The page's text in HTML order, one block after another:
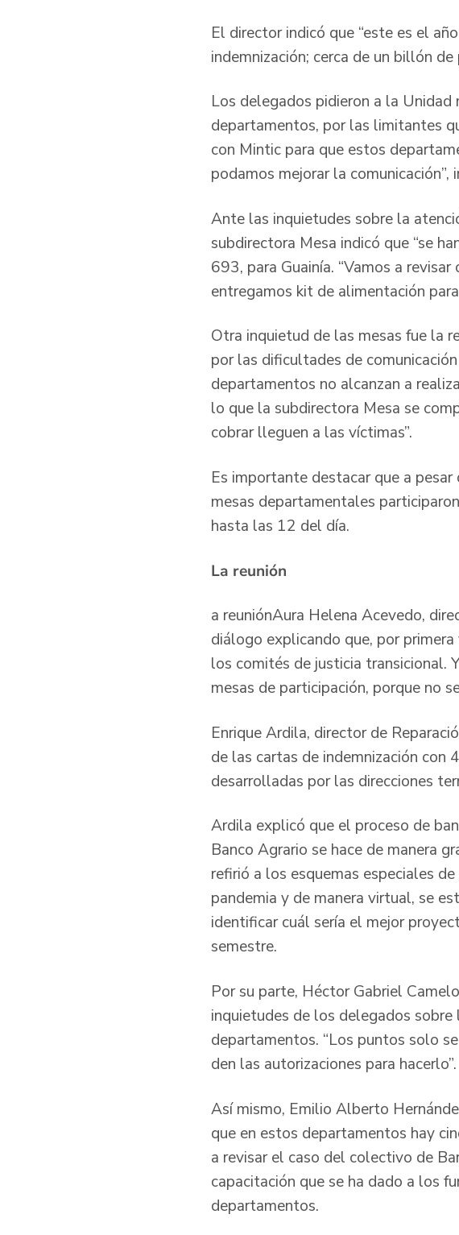
El director indicó que “este es el
indemnización; cerca de un billón
Los delegados pidieron a la Unidad
departamentos, por las limitantes
con Mintic para que estos
podamos mejorar la
Ante las inquietudes sobre la
subdirectora Mesa indicó que “se
693, para Guainía. “Vamos a
entregamos kit de alimentación
Otra inquietud de las mesas fue la
por las dificultades de
departamentos no alcanzan a
lo que la subdirectora Mesa se
cobrar lleguen a las víctimas”.
Es importante destacar que a
mesas departamentales
hasta las 12 del día.
La reunión
a reuniónAura Helena Acevedo,
diálogo explicando que, por
los comités de justicia transicional.
mesas de participación, porque no
Enrique Ardila, director de
de las cartas de indemnización
desarrolladas por las direcciones
Ardila explicó que el proceso de
Banco Agrario se hace de manera
refirió a los esquemas especiales
pandemia y de manera virtual, se
identificar cuál sería el mejor
semestre.
Por su parte, Héctor Gabriel
inquietudes de los delegados
departamentos. “Los puntos solo
den las autorizaciones para hacerlo”.
Así mismo, Emilio Alberto
que en estos departamentos hay
a revisar el caso del colectivo de
capacitación que se ha dado a los
departamentos.